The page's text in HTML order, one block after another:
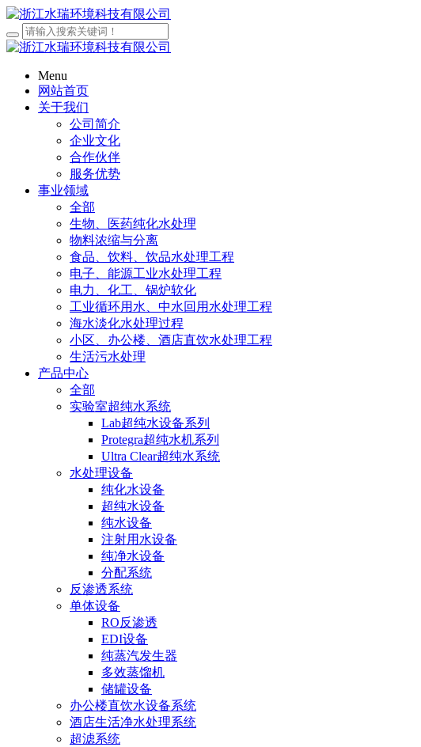
Menu
网站首页
关于我们
公司简介
企业文化
合作伙伴
服务优势
事业领域
全部
生物、医药纯化水处理
物料浓缩与分离
食品、饮料、饮品水处理工程
电子、能源工业水处理工程
电力、化工、锅炉软化
工业循环用水、中水回用水处理工程
海水淡化水处理过程
小区、办公楼、酒店直饮水处理工程
生活污水处理
产品中心
全部
实验室超纯水系统
Lab超纯水设备系列
Protegra超纯水机系列
Ultra Clear超纯水系统
水处理设备
纯化水设备
超纯水设备
纯水设备
注射用水设备
纯净水设备
分配系统
反渗透系统
单体设备
RO反渗透
EDI设备
纯蒸汽发生器
多效蒸馏机
储罐设备
办公楼直饮水设备系统
酒店生活净水处理系统
超滤系统